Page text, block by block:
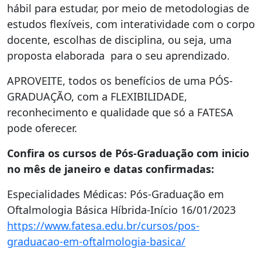
hábil para estudar, por meio de metodologias de
estudos flexíveis, com interatividade com o corpo
docente, escolhas de disciplina, ou seja, uma
proposta elaborada para o seu aprendizado.
APROVEITE, todos os benefícios de uma PÓS-
GRADUAÇÃO, com a FLEXIBILIDADE,
reconhecimento e qualidade que só a FATESA
pode oferecer.
Confira os cursos de Pós-Graduação com inicio
no mês de janeiro e datas confirmadas:
Especialidades Médicas: Pós-Graduação em
Oftalmologia Básica Híbrida-Início 16/01/2023
https://www.fatesa.edu.br/cursos/pos-
graduacao-em-oftalmologia-basica/